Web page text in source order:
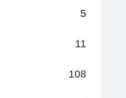
5
11
108